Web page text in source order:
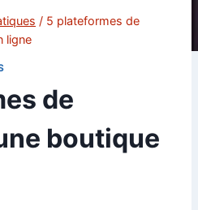
/ 5 plateformes de
ligne
de
boutique